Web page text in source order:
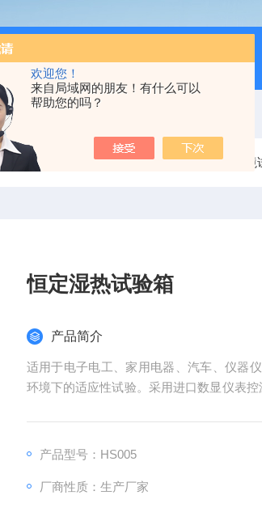
欢迎您！
来自局域网的朋友！有什么可以
帮助您的吗？
BX-12-12H灰分含量测定马弗炉1200度电炉
当前位置： 产品中心 DAOHAN环境
恒定湿热试验箱
产品简介
适用于电子电工、家用电器、汽车、仪器
环境下的适应性试验。采用进口数显仪表
1、适用于电子电工、家用电器、汽车、仪
产品型号：HS005
厂商性质：生产厂家